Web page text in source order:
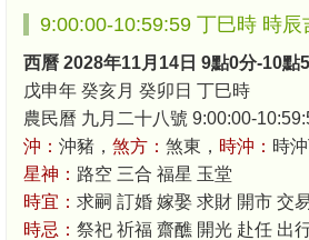
9:00:00-10:59:59 丁巳時 時辰
西曆 2028年11月14日 9點0分-10點
戊申年 癸亥月 癸卯日 丁巳時
農民曆 九月二十八號 9:00:00-
沖： 沖豬， 煞方： 煞東， 時沖： 時
星神： 路空 三合 福星 玉堂
時宜： 求嗣 訂婚 嫁娶 求財 開市 交
時忌： 祭祀 祈福 齋醮 開光 赴任 出